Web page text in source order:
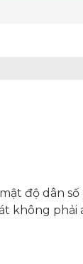
độ dân
không phải